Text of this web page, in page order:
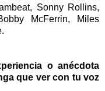
Sonny Rollins,
McFerrin, Miles
o anécdota
que ver con tu voz